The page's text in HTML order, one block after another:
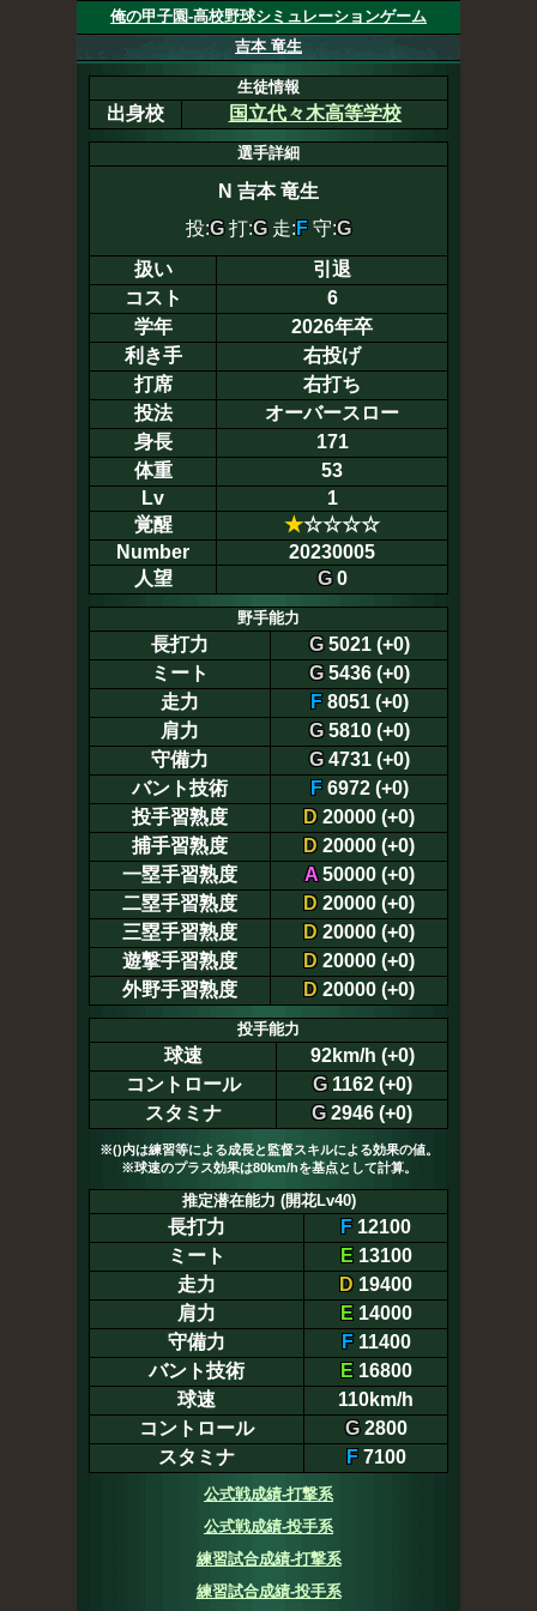
俺の甲子園-高校野球シミュレーションゲーム
吉本 竜生
生徒情報
出身校 国立代々木高等学校
選手詳細
N 吉本 竜生
投:G打:G走: F 守:G
扱い
引退
コスト
6
学年
2026年卒
利き手
右投げ
打席
右打ち
投法
オーバースロー
身長
171
体重
53
Lv
1
覚醒
★☆☆☆☆
Number
20230005
人望
G0
野手能力
長打力 G5021 (+0)
ミート
G5436 (+0)
走力
F8051 (+0)
肩力
G5810 (+0)
守備力
G4731 (+0)
バント技術
F6972 (+0)
投手習熟度
D 20000 (+0)
捕手習熟度
D 20000 (+0)
一塁手習熟度
A50000 (+0)
二塁手習熟度
D 20000 (+0)
三塁手習熟度
D 20000 (+0)
遊撃手習熟度
D 20000 (+0)
外野手習熟度
D 20000 (+0)
投手能力
球速
92km/h (+0)
コントロール
G1162 (+0)
スタミナ
G2946 (+0)
※()内は練習等による成長と監督スキルによる効果の値。
※球速のプラス効果は80km/hを基点として計算。
推定潜在能力 (開花Lv40)
長打力 F 12100
ミート
E13100
走力
D 19400
肩力
E14000
守備力
F11400
バント技術
E16800
球速
110km/h
コントロール
G2800
スタミナ
F7100
公式戦成績-打撃系
公式戦成績-投手系
練習試合成績-打撃系
練習試合成績-投手系